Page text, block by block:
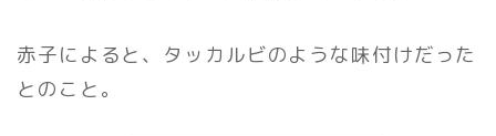
赤子によると、タッカルビのような味付けだった
とのこと。